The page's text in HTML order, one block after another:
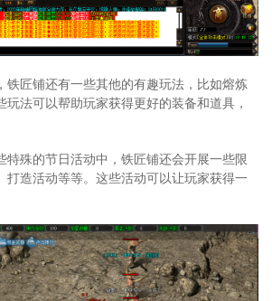
铁匠铺还有一些其他的有趣玩法，比如熔炼
玩法可以帮助玩家获得更好的装备和道具，
特殊的节日活动中，铁匠铺还会开展一些限
打造活动等等。这些活动可以让玩家获得一